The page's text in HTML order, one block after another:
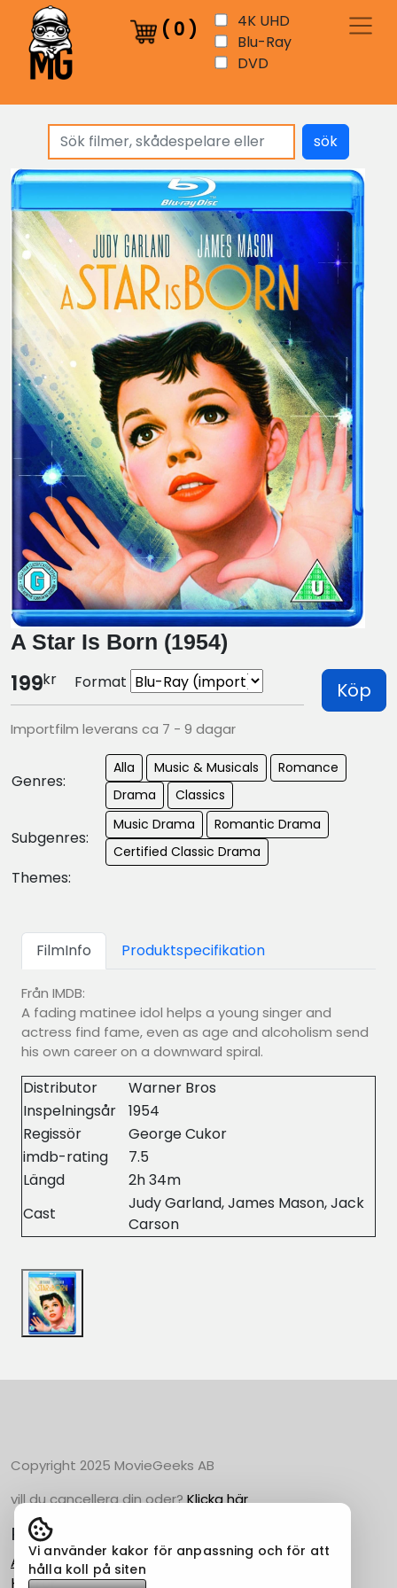
( 0 )
4K UHD
Blu-Ray
DVD
sök
A Star Is Born (1954)
199kr Format Köp
Importfilm leverans ca 7 - 9 dagar
Genres:
Alla Music & Musicals
Romance
Drama
Classics
Subgenres:
Music Drama
Romantic Drama
Certified Classic Drama
Themes:
FilmInfo Produktspecifikation
Från IMDB:
A fading matinee idol helps a young singer and
actress find fame, even as age and alcoholism send
his own career on a downward spiral.
Distributor
Warner Bros
Inspelningsår
1954
Regissör
George Cukor
imdb-rating
7.5
Längd
2h 34m
Cast
Judy Garland, James Mason, Jack
Carson
Copyright 2025 MovieGeeks AB
vill du cancellera din oder?Klicka här
Populära Kategorier
Action
Horror
Vi använder kakor för anpassning och för att
hålla koll på siten